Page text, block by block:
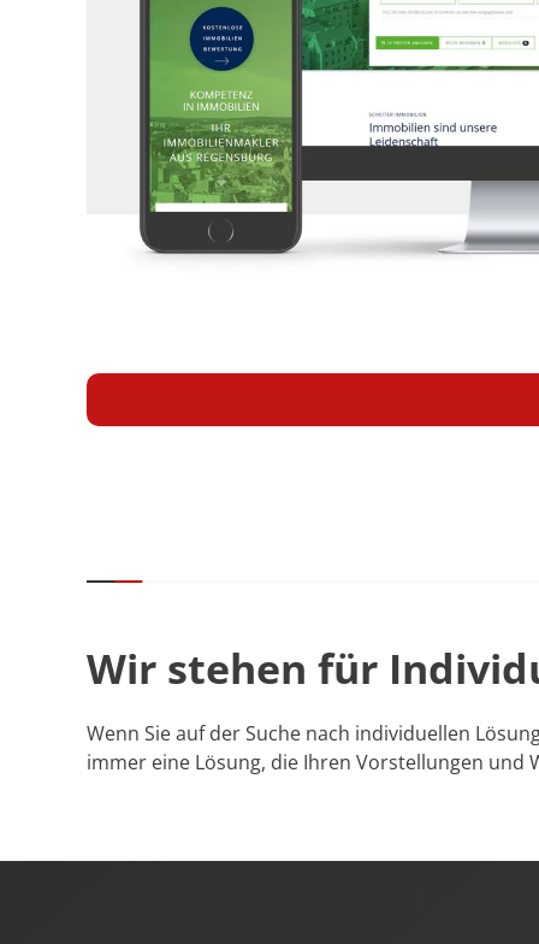
Wir stehen für
Wenn Sie auf der Suche nach individuellen
immer eine Lösung, die Ihren Vorstellungen und